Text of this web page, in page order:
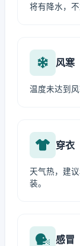
将有降水，
风寒
温度未达到
穿衣
天气热，建
装。
感冒